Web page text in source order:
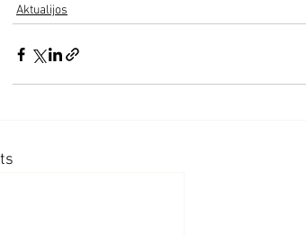
Aktualijos